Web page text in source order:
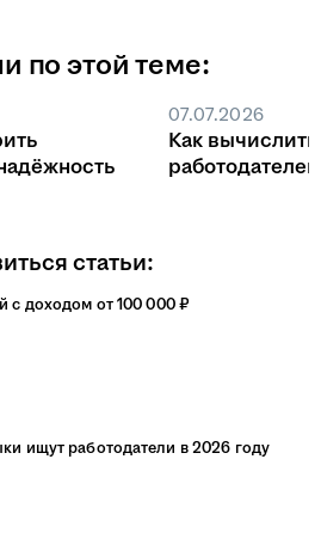
по этой теме:
07.07.2026
Как вычислить
статьи:
с доходом от 100 000 ₽
ищут работодатели в 2026 году